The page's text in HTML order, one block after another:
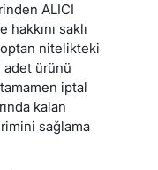
ALICI
hakkını saklı
nitelikteki
adet ürünü
iptal
kalan
sağlama